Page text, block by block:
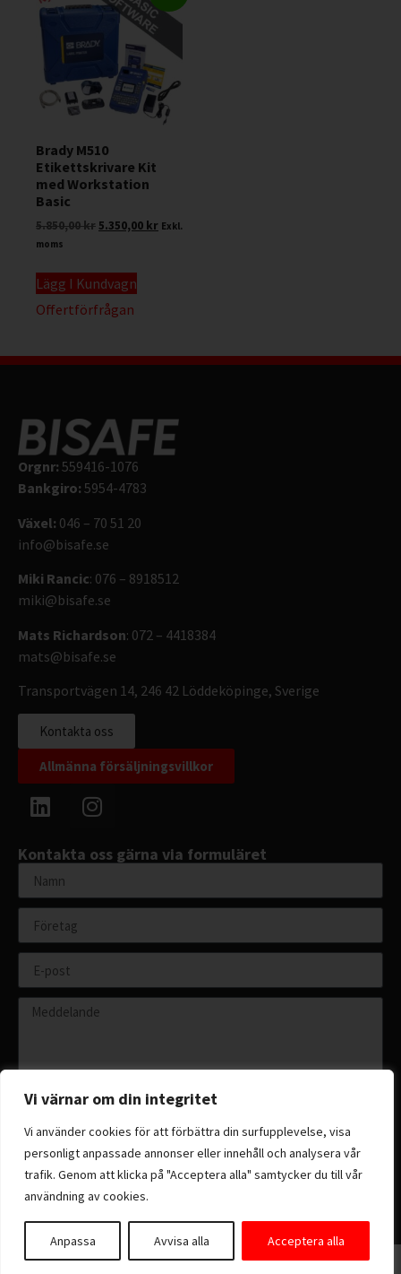
Vi värnar om din integritet
Vi använder cookies för att förbättra din surfupplevelse, visa
personligt anpassade annonser eller innehåll och analysera vår
trafik. Genom att klicka på "Acceptera alla" samtycker du till vår
användning av cookies.
Anpassa Avvisa alla Acceptera alla
Brady M510
Etikettskrivare Kit
med Workstation
Basic
5.850,00kr5.350,00 kr Exkl.
moms
Lägg I Kundvagn
Offertförfrågan
Orgnr: 559416-1076
Bankgiro: 5954-4783
Växel: 046 – 70 51 20
info@bisafe.se
Miki Rancic: 076 – 8918512
miki@bisafe.se
Mats Richardson: 072 – 4418384
mats@bisafe.se
Transportvägen 14, 246 42 Löddeköpinge, Sverige
Kontakta oss
Allmänna försäljningsvillkor
Kontakta oss gärna via formuläret
Skicka
Copyright 2026 © All rights reserved.